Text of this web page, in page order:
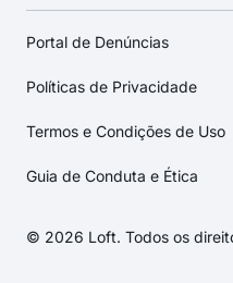
Portal de Denúncias
Políticas de Privacidade
Termos e Condições de Uso
Guia de Conduta e Ética
© 2026 Loft. Todos os